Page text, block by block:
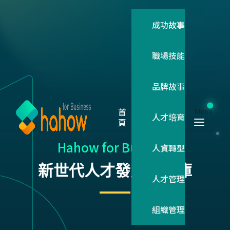
首
頁
成功故事
職場技能
品牌故事
人才培育
人資轉型
人才管理
組織管理
Menu
Hahow for Business
新世代人才發展知識庫